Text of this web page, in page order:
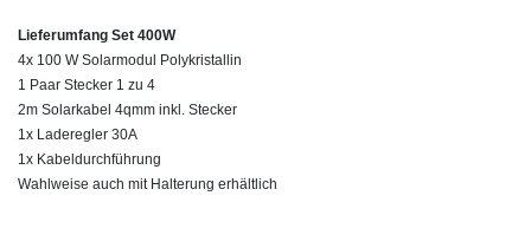
Lieferumfang Set 400W
4x 100 W Solarmodul Polykristallin
1 Paar Stecker 1 zu 4
2m Solarkabel 4qmm inkl. Stecker
1x Laderegler 30A
1x Kabeldurchführung
Wahlweise auch mit Halterung erhältlich